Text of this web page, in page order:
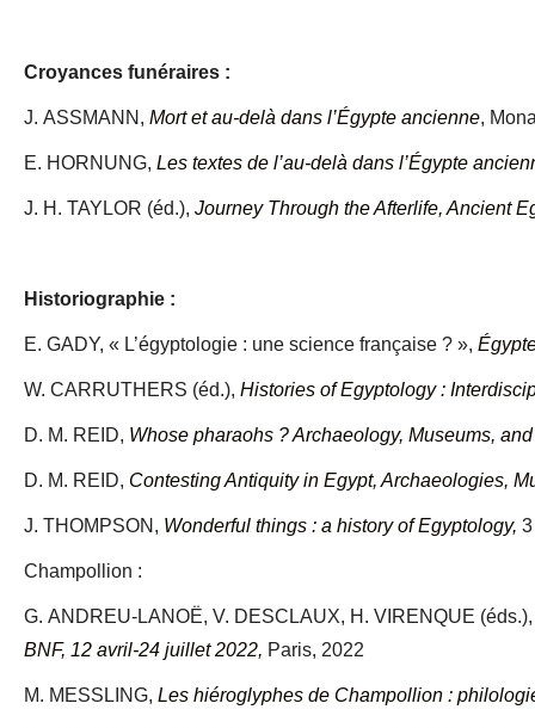
Croyances funéraires :
J. ASSMANN, Mort et au-delà dans l’Égypte ancienne,
E. HORNUNG, Les textes de l’au-delà dans l’Égypte
J. H. TAYLOR (éd.), Journey Through the Afterlife, Ancient
Historiographie :
E. GADY, « L’égyptologie : une science française ? »,
W. CARRUTHERS (éd.), Histories of Egyptology :
D. M. REID, Whose pharaohs ? Archaeology, Museums,
D. M. REID, Contesting Antiquity in Egypt, Archaeologies,
J. THOMPSON, Wonderful things : a history of Egyptology,
Champollion :
G. ANDREU-LANOË, V. DESCLAUX, H. VIRENQUE
BNF, 12 avril-24 juillet 2022, Paris, 2022
M. MESSLING, Les hiéroglyphes de Champollion :